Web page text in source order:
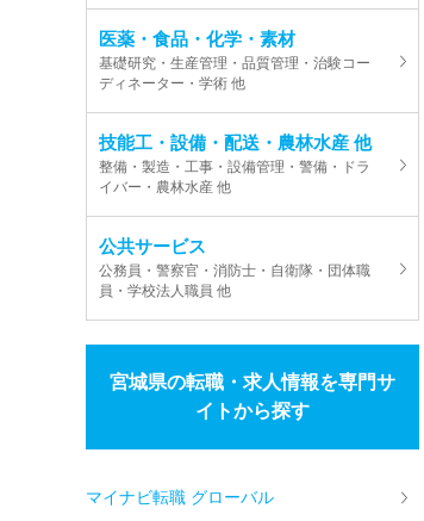
医薬・食品・化学・素材
基礎研究・生産管理・品質管理・治験コー
ディネーター・学術 他
技能工・設備・配送・農林水産 他
整備・製造・工事・設備管理・警備・ドラ
イバー・農林水産 他
公共サービス
公務員・警察官・消防士・自衛隊・団体職
員・学校法人職員 他
宮城県の転職・求人情報を専門サ
イトから探す
マイナビ転職 グローバル